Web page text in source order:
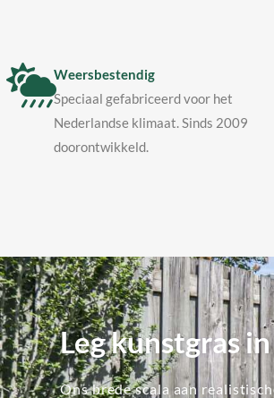
Weersbestendig
Speciaal gefabriceerd voor het
Nederlandse klimaat. Sinds 2009
doorontwikkeld.
Leg kunstgras
Ons brede scala aan